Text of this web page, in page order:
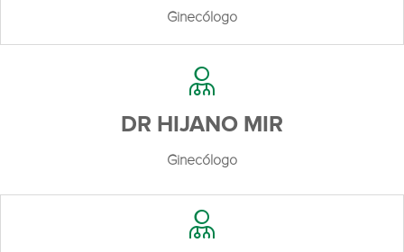
Ginecólogo
DR HIJANO MIR
Ginecólogo